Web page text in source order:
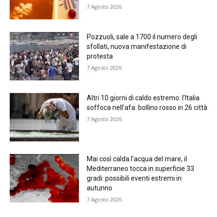
7 Agosto 2026
Pozzuoli, sale a 1700 il numero degli
sfollati, nuova manifestazione di
protesta
7 Agosto 2026
Altri 10 giorni di caldo estremo: l’Italia
soffoca nell’afa: bollino rosso in 26 città
7 Agosto 2026
Mai così calda l’acqua del mare, il
Mediterraneo tocca in superficie 33
gradi: possibili eventi estremi in
autunno
7 Agosto 2026